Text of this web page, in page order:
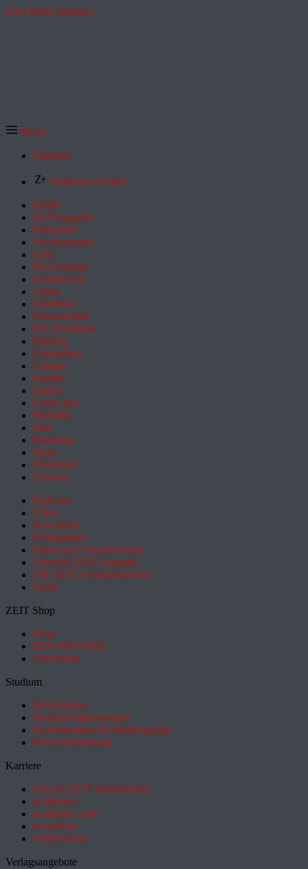
Zum Inhalt springen
Menü
Startseite
Exklusive Artikel
Politik
ZEITmagazin
Wirtschaft
Wochenmarkt
Geld
Wochenende
Gesellschaft
Arbeit
Feuilleton
Wissenschaft
Pol. Feuilleton
Bildung
Gesundheit
Campus
Familie
Digital
Entdecken
Mobilität
Sinn
Hamburg
Sport
Österreich
Schweiz
Podcasts
Video
Newsletter
Schlagzeilen
Daten und Visualisierung
Aktuelle ZEIT-Ausgabe
DIE ZEIT Ausgabenarchiv
Spiele
ZEIT Shop
Shop
ZEIT BÜCHER
Geschenke
Studium
HeyStudium
Studium-Interessentest
Suchmaschine für Studiengänge
Hochschulranking
Karriere
Jobs im ZEIT Stellenmarkt
academics
academics.com
GoodJobs
e-fellows.net
Verlagsangebote